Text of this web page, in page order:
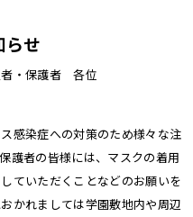
らせ
者・保護者 各位
感染症への対策のため様々な注
護者の皆様には、マスクの着用
ていただくことなどのお願いを
かれましては学園敷地内や周辺